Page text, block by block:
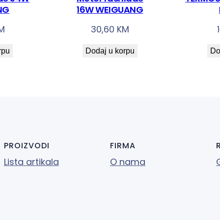
16W WEIGUANG
30,60 KM
Dodaj u korpu
PROIZVODI
Lista artikala
FIRMA
O nama